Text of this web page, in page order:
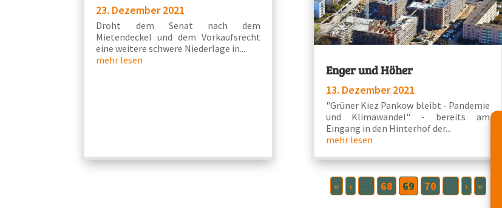
23. Dezember 2021
Droht dem Senat nach dem
Mietendeckel und dem Vorkaufsrecht
eine weitere schwere Niederlage in...
mehr lesen
Enger und Höher
13. Dezember 2021
"Grüner Kiez Pankow bleibt - Pandemie
und Klimawandel" - bereits am
Eingang in den Hinterhof der...
mehr lesen
« ‹ ... 68 69 70 ... › »